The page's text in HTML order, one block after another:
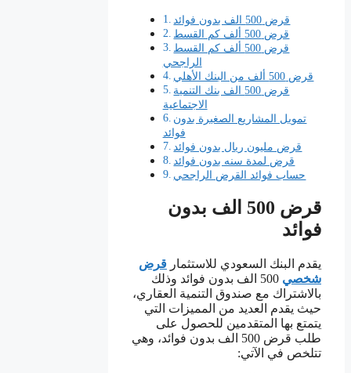
قرض 500 الف بدون فوائد
قرض 500 ألف كم القسط
قرض 500 ألف كم القسط
الراجحي
قرض 500 ألف من البنك الأهلي
قرض 500 الف بنك التنمية
الاجتماعية
تمويل المشاريع الصغيرة بدون
فوائد
قرض مليون ريال بدون فوائد
قرض لمدة سنه بدون فوائد
حساب فوائد القرض الراجحي
قرض 500 الف بدون
فوائد
يقدم البنك السعودي للاستثمار قرض
شخصي
500 الف بدون فوائد وذلك
بالاشتراك مع صندوق التنمية العقاري،
حيث يقدم العديد من المميزات التي
يتمتع بها المتقدمين للحصول على
طلب قرض 500 الف بدون فوائد، وهي
تتلخص في الآتي: